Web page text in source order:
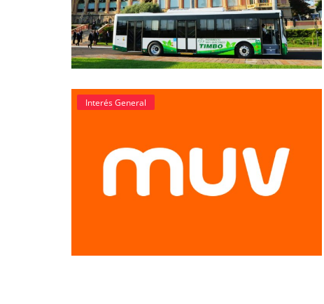
Interés General